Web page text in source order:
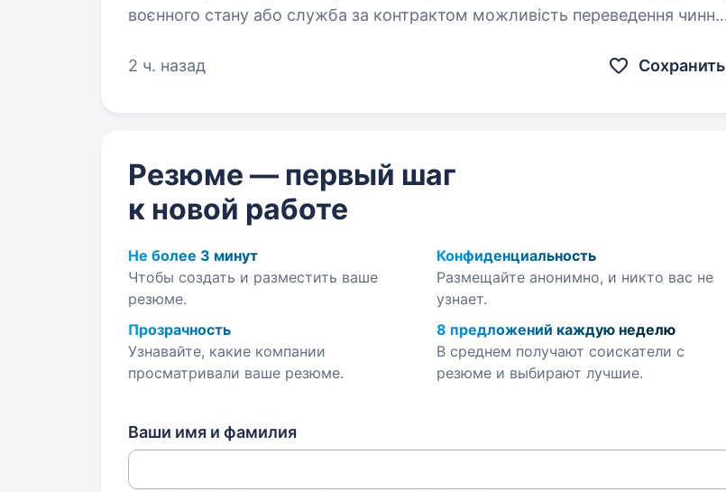
воєнного стану або служба за контрактом можливість переведення чинних
майном грошове забезпечення від 20 000…
2 ч. назад Сохранить
Резюме — первый шаг
к новой работе
Не более 3 минут
Чтобы создать и разместить ваше
резюме.
Конфиденциальность
Размещайте анонимно, и никто вас не
узнает.
Прозрачность
Узнавайте, какие компании
просматривали ваше резюме.
8 предложений каждую неделю
В среднем получают соискатели с
резюме и выбирают лучшие.
Ваши имя и фамилия